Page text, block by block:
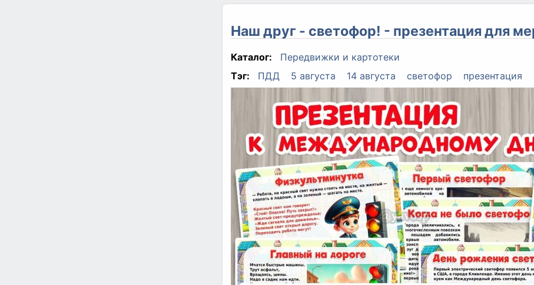
Наш друг - светофор! - презентация для
Каталог:
Передвижки и картотеки
Тэг:
ПДД 5 августа 14 августа светофор презентация